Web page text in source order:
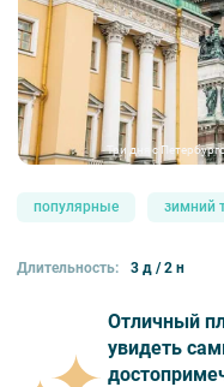
Три дня с
популярные зимний
Длительность: 3 д / 2 н
Отличный
увидеть